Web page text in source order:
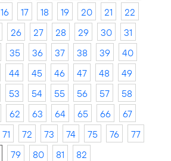
16 17 18 19 20 21
22
26 27 28 29 30
31
35 36 37 38 39
40
44 45 46 47 48
49
53 54 55 56 57
58
62 63 64 65 66
67
71 72 73 74 75 76
77
79 80 81 82